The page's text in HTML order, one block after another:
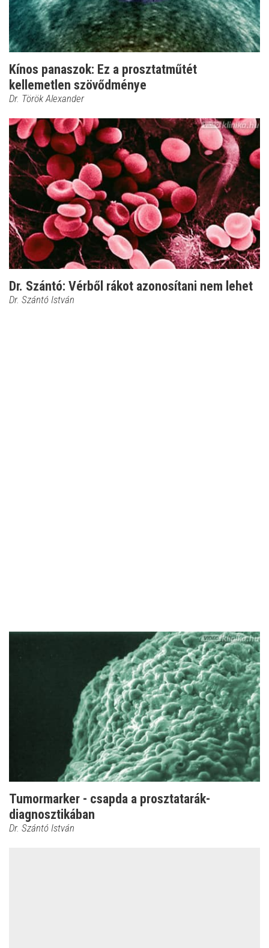
Kínos panaszok: Ez a prosztatműtét
kellemetlen szövődménye
Dr. Török Alexander
Dr. Szántó: Vérből rákot azonosítani nem lehet
Dr. Szántó István
Tumormarker - csapda a prosztatarák-
diagnosztikában
Dr. Szántó István